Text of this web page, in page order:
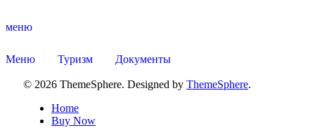
меню
Меню Туризм Документы
© 2026 ThemeSphere. Designed by ThemeSphere.
Home
Buy Now